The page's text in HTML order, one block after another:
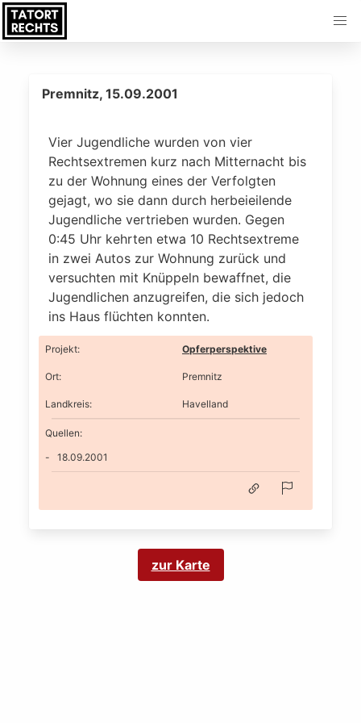
Premnitz, 15.09.2001
Vier Jugendliche wurden von vier
Rechtsextremen kurz nach Mitternacht bis
zu der Wohnung eines der Verfolgten
gejagt, wo sie dann durch herbeieilende
Jugendliche vertrieben wurden. Gegen
0:45 Uhr kehrten etwa 10 Rechtsextreme
in zwei Autos zur Wohnung zurück und
versuchten mit Knüppeln bewaffnet, die
Jugendlichen anzugreifen, die sich jedoch
ins Haus flüchten konnten.
Projekt: Opferperspektive
Ort: Premnitz
Landkreis: Havelland
Quellen:
18.09.2001
zur Karte